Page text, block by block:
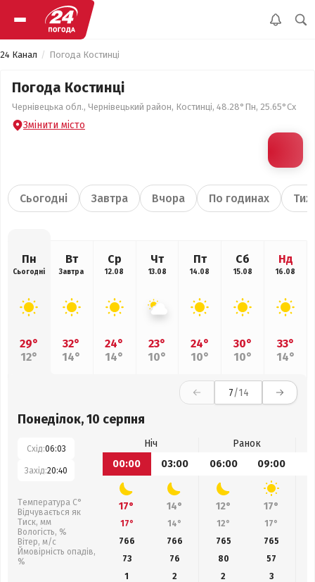
24 Канал Погода Костинці
Погода Костинці
Чернівецька обл., Чернівецький район, Костинці, 48.28°Пн, 25.65°Сх
Змінити місто
Сьогодні Завтра Вчора По годинах
Пн
Сьогодні
29°
12°
Вт
Завтра
32°
14°
Ср
12.08
24°
14°
Чт
13.08
23°
10°
Пт
14.08
24°
10°
Сб
15.08
30°
10°
Нд
16.08
33°
14°
7/14
Понеділок, 10 серпня
Схід:06:03
Захід:20:40
Температура С°
Відчувається як
Тиск, мм
Вологість, %
Вітер, м/с
Ймовірність опадів,
%
Ніч
Ранок
00:00
03:00 06:00 09:00
17° 14° 12° 17°
17° 14° 12° 17°
766
766 765 765
73
76 80 57
1
2 2
3